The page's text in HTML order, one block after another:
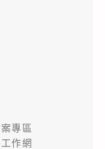
專區
作網